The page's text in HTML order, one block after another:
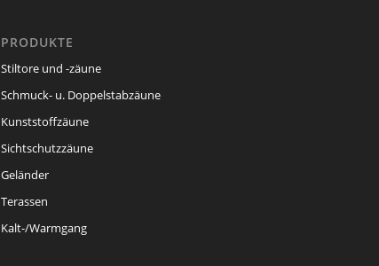
PRODUKTE
Stiltore und -zäune
Schmuck- u. Doppelstabzäune
Kunststoffzäune
Sichtschutzzäune
Geländer
Terassen
Kalt-/Warmgang